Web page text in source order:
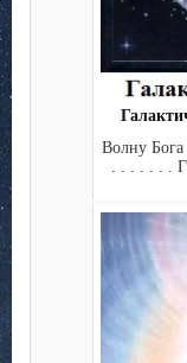
Волну Бога
. . . . . . .